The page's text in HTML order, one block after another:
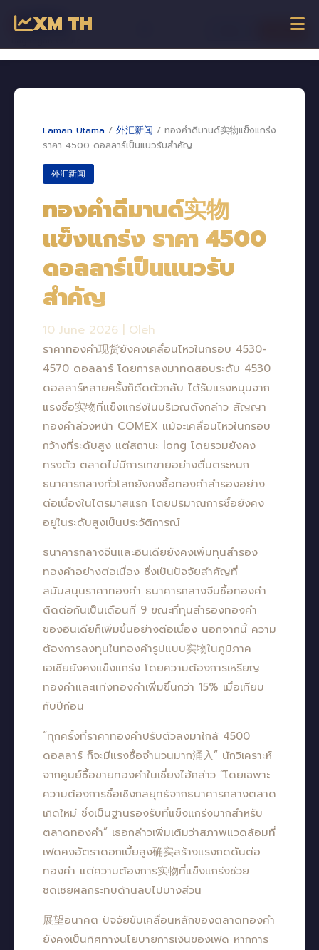
XM TH เริ่มเทรด
Laman Utama / 外汇新闻 / ทองคำดีมานด์实物แข็งแกร่ง
ราคา 4500 ดอลลาร์เป็นแนวรับสำคัญ
外汇新闻
ทองคำดีมานด์实物
แข็งแกร่ง ราคา 4500
ดอลลาร์เป็นแนวรับ
สำคัญ
10 June 2026 Oleh
ราคาทองคำ现货ยังคงเคลื่อนไหวในกรอบ 4530-
4570 ดอลลาร์ โดยการลงมาทดสอบระดับ 4530
ดอลลาร์หลายครั้งก็ดีดตัวกลับ ได้รับแรงหนุนจาก
แรงซื้อ实物ที่แข็งแกร่งในบริเวณดังกล่าว สัญญา
ทองคำล่วงหน้า COMEX แม้จะเคลื่อนไหวในกรอบ
กว้างที่ระดับสูง แต่สถานะ long โดยรวมยังคง
ทรงตัว ตลาดไม่มีการเทขายอย่างตื่นตระหนก
ธนาคารกลางทั่วโลกยังคงซื้อทองคำสำรองอย่าง
ต่อเนื่องในไตรมาสแรก โดยปริมาณการซื้อยังคง
อยู่ในระดับสูงเป็นประวัติการณ์
ธนาคารกลางจีนและอินเดียยังคงเพิ่มทุนสำรอง
ทองคำอย่างต่อเนื่อง ซึ่งเป็นปัจจัยสำคัญที่
สนับสนุนราคาทองคำ ธนาคารกลางจีนซื้อทองคำ
ติดต่อกันเป็นเดือนที่ 9 ขณะที่ทุนสำรองทองคำ
ของอินเดียก็เพิ่มขึ้นอย่างต่อเนื่อง นอกจากนี้ ความ
ต้องการลงทุนในทองคำรูปแบบ实物ในภูมิภาค
เอเชียยังคงแข็งแกร่ง โดยความต้องการเหรียญ
ทองคำและแท่งทองคำเพิ่มขึ้นกว่า 15% เมื่อเทียบ
กับปีก่อน
“ทุกครั้งที่ราคาทองคำปรับตัวลงมาใกล้ 4500
ดอลลาร์ ก็จะมีแรงซื้อจำนวนมาก涌入” นักวิเคราะห์
จากศูนย์ซื้อขายทองคำในเซี่ยงไฮ้กล่าว “โดยเฉพาะ
ความต้องการซื้อเชิงกลยุทธ์จากธนาคารกลางตลาด
เกิดใหม่ ซึ่งเป็นฐานรองรับที่แข็งแกร่งมากสำหรับ
ตลาดทองคำ” เธอกล่าวเพิ่มเติมว่าสภาพแวดล้อมที่
เฟดคงอัตราดอกเบี้ยสูง确实สร้างแรงกดดันต่อ
ทองคำ แต่ความต้องการ实物ที่แข็งแกร่งช่วย
ชดเชยผลกระทบด้านลบไปบางส่วน
展望อนาคต ปัจจัยขับเคลื่อนหลักของตลาดทองคำ
ยังคงเป็นทิศทางนโยบายการเงินของเฟด หากการ